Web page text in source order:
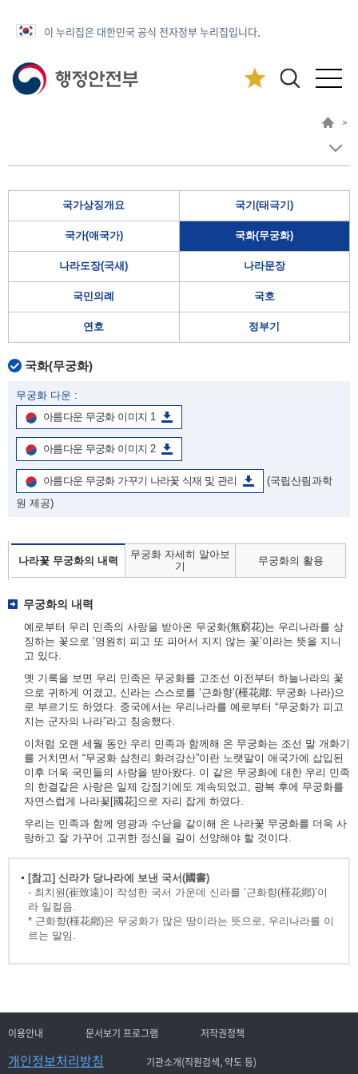
이 누리집은 대한민국 공식 전자정부 누리집입니다.
>
국가상징개요 국기(태극기)
국가(애국가) 국화(무궁화)
나라도장(국새) 나라문장
국민의례 국호
연호 정부기
국화(무궁화)
무궁화 다운 :
아름다운 무궁화 이미지 1
아름다운 무궁화 이미지 2
아름다운 무궁화 가꾸기 나라꽃 식재 및 관리
(국립산림과학
원 제공)
나라꽃 무궁화의 내력
무궁화 자세히 알아보
기
무궁화의 활용
무궁화의 내력
예로부터 우리 민족의 사랑을 받아온 무궁화(無窮花)는 우리나라를 상
징하는 꽃으로 ‘영원히 피고 또 피어서 지지 않는 꽃’이라는 뜻을 지니
고 있다.
옛 기록을 보면 우리 민족은 무궁화를 고조선 이전부터 하늘나라의 꽃
으로 귀하게 여겼고, 신라는 스스로를 ‘근화향’(槿花鄕: 무궁화 나라)으
로 부르기도 하였다. 중국에서는 우리나라를 예로부터 “무궁화가 피고
지는 군자의 나라”라고 칭송했다.
이처럼 오랜 세월 동안 우리 민족과 함께해 온 무궁화는 조선 말 개화기
를 거치면서 “무궁화 삼천리 화려강산”이란 노랫말이 애국가에 삽입된
이후 더욱 국민들의 사랑을 받아왔다. 이 같은 무궁화에 대한 우리 민족
의 한결같은 사랑은 일제 강점기에도 계속되었고, 광복 후에 무궁화를
자연스럽게 나라꽃[國花]으로 자리 잡게 하였다.
우리는 민족과 함께 영광과 수난을 같이해 온 나라꽃 무궁화를 더욱 사
랑하고 잘 가꾸어 고귀한 정신을 길이 선양해야 할 것이다.
[참고] 신라가 당나라에 보낸 국서(國書)
- 최치원(崔致遠)이 작성한 국서 가운데 신라를 ‘근화향(槿花鄕)’이
라 일컬음.
* 근화향(槿花鄕)은 무궁화가 많은 땅이라는 뜻으로, 우리나라를 이
르는 말임.
이용안내 문서보기 프로그램 저작권정책
개인정보처리방침 기관소개(직원검색, 약도 등)